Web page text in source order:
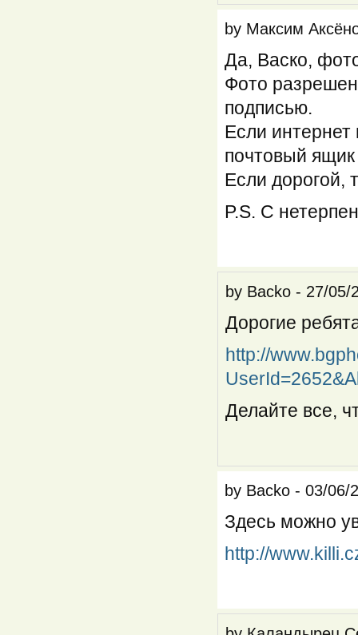
by Максим
Да, Васко,
Фото
подписью.
Если
почтовый
Если дорогой,
P.S. С
by Backo - 27/05/
Дорогие
http://
Делайте все,
by Backo -03/06/
Здесь можно
http://